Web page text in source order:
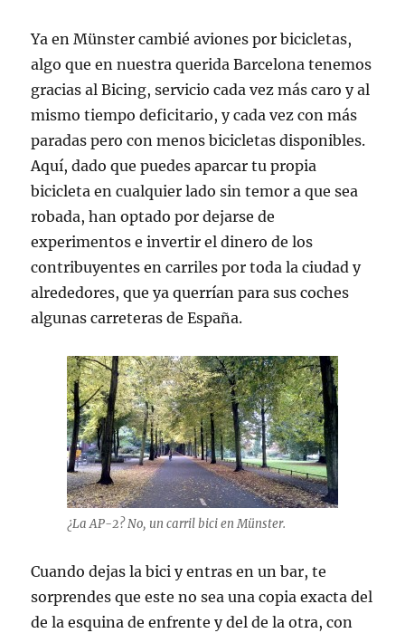
Ya en Münster cambié aviones por bicicletas,
algo que en nuestra querida Barcelona tenemos
gracias al Bicing, servicio cada vez más caro y al
mismo tiempo deficitario, y cada vez con más
paradas pero con menos bicicletas disponibles.
Aquí, dado que puedes aparcar tu propia
bicicleta en cualquier lado sin temor a que sea
robada, han optado por dejarse de
experimentos e invertir el dinero de los
contribuyentes en carriles por toda la ciudad y
alrededores, que ya querrían para sus coches
algunas carreteras de España.
¿La AP-2? No, un carril bici en Münster.
Cuando dejas la bici y entras en un bar, te
sorprendes que este no sea una copia exacta del
de la esquina de enfrente y del de la otra, con